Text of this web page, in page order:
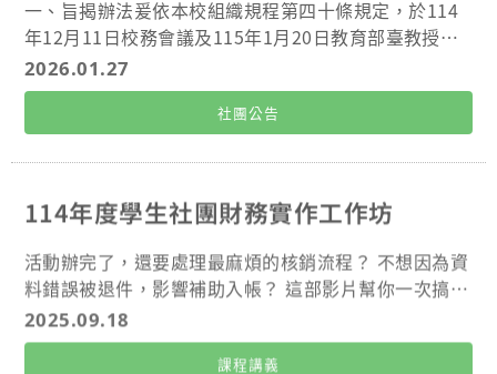
處課外活動組 承辦人：陳怡蒨 組員 聯絡電話：(03)211
8800分機2011 聯絡信箱：D000020371@cgu.edu.tw
一、旨揭辦法爰依本校組織規程第四十條規定，於114
年12月11日校務會議及115年1月20日教育部臺教授青
字第1150000033核定修正，修正部份條文其重點如下
(一)修正辦法名稱為「長庚大學自治組織設置及輔導辦
法」。 (二)修正適用對象為「全校學生選舉產生之學生
會及其他相關自治組織」。 (三)修正輔導部門，刪除資
策會、增加畢聯會及修正宿舍自治小組名稱。 (四)新增
組織辦法「七、出缺或經補選仍無法產生之因應程
序」。 (五)修正正、副責人資格及更換程序為「正、副
負責人之異動應於二週內主動向課外組報備」。 二、修
正後辦法如網址：https://www.cgu.edu.tw/regulatio
n/RegulationManagement/RegulationDetail/2fe02
77f-073a-4f5e-802b-c95972267cc4
2026.01.27
社團公告
114年度學生社團財務實作工作坊
活動辦完了，還要處理最麻煩的核銷流程？ 不想因為資
料錯誤被退件，影響補助入帳？ 這部影片幫你一次搞懂
核銷重點！ 從準備資料到實際對帳，教你怎麼做對、拿
得到！ 🎬 更多詳細內容，馬上點開影片了解！
2025.09.18
課程講義